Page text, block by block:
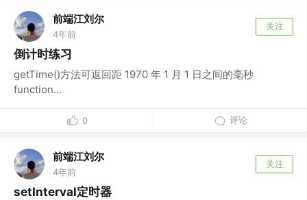
前端江刘尔
4年前
关注
倒计时练习
getTime()方法可返回距 1970 年 1 月 1 日之间的毫秒
function...
0 评论
前端江刘尔
4年前
关注
setInterval定时器